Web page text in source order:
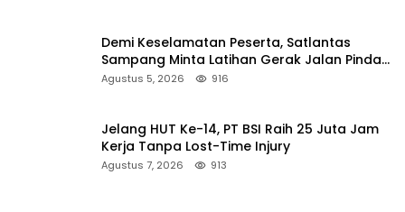
Demi Keselamatan Peserta, Satlantas
Sampang Minta Latihan Gerak Jalan Pindah
ke Lokasi Aman
Agustus 5, 2026 916
Jelang HUT Ke-14, PT BSI Raih 25 Juta Jam
Kerja Tanpa Lost-Time Injury
Agustus 7, 2026 913